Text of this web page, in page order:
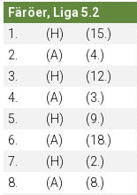
Färöer, Liga 5.2
1.
(H) (15.)
2.
(A) (4.)
3.
(H) (12.)
4.
(A) (3.)
5.
(H) (9.)
6.
(A) (18.)
7.
(H) (2.)
8.
(A) (8.)